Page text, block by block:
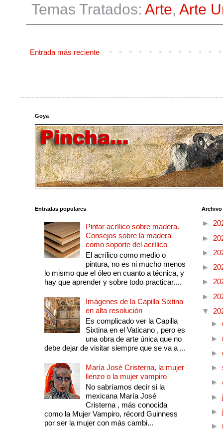
Temas Tratados: Arte, Arte
Entrada más reciente
Goya
Entradas populares
Pintar acrílico sobre madera.
Consejos sobre la madera
como soporte del acrílico
El acrílico como medio o
pintura, no es ni mucho menos
lo mismo que el óleo en cuanto a técnica, y
hay que aprender y sobre todo practicar....
Imágenes de la Capilla Sixtina
en alta resolución
Es complicado ver la Capilla
Sixtina en el Vaticano , pero es
una obra de arte única que no
debe dejar de visitar siempre que se va a ...
María José Cristerna, la mujer
lienzo o la mujer vampiro
No sabríamos decir si la
mexicana María José
Cristerna , más conocida
como la Mujer Vampiro, récord Guinness
por ser la mujer con más cambi...
►
►
►
►
►
►
▼
►
►
►
►
►
►
►
►